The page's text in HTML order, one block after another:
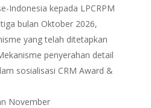
Indonesia kepada LPCRPM
bulan Oktober 2026,
yang telah ditetapkan
penyerahan detail
sosialisasi CRM Award &
November